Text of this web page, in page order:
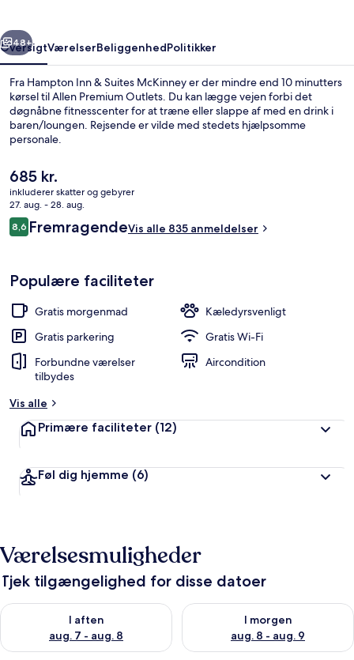
Næste
48+
OversigtVærelserBeliggenhedPolitikker
Fra Hampton Inn & Suites McKinney er der mindre end 10 minutters
kørsel til Allen Premium Outlets. Du kan lægge vejen forbi det
døgnåbne fitnesscenter for at træne eller slappe af med en drink i
baren/loungen. Rejsende er vilde med stedets hjælpsomme
personale.
Den
nuværende
pris
er
685 kr.
685 kr.
inkluderer skatter og gebyrer
27. aug. - 28. aug.
Anmeldelser
8,68,6 ud af 10.
FremragendeVis alle 835 anmeldelser
Populære faciliteter
Gratis morgenmad
Kæledyrsvenligt
Gratis parkering
Gratis Wi-Fi
Forbundne værelser
tilbydes
Aircondition
Vis alle
Primære faciliteter (12)
Føl dig hjemme (6)
Værelsesmuligheder
Tjek tilgængelighed for disse datoer
I aften
aug. 7 - aug. 8
Tjek tilgængelighed for i aften aug. 7 - aug. 8
I morgen
aug. 8 - aug. 9
Tjek tilgængelighed for i